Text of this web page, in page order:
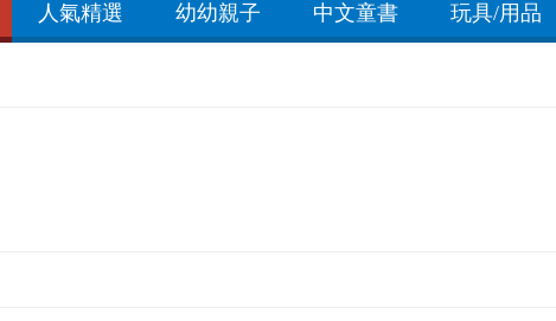
人氣精選 幼幼親子 中文童書 玩具/用品